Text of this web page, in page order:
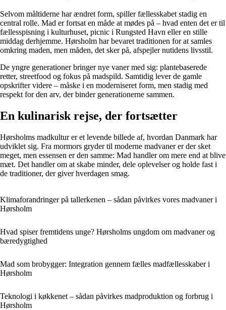
Selvom måltiderne har ændret form, spiller fællesskabet stadig en
central rolle. Mad er fortsat en måde at mødes på – hvad enten det er til
fællesspisning i kulturhuset, picnic i Rungsted Havn eller en stille
middag derhjemme. Hørsholm har bevaret traditionen for at samles
omkring maden, men måden, det sker på, afspejler nutidens livsstil.
De yngre generationer bringer nye vaner med sig: plantebaserede
retter, streetfood og fokus på madspild. Samtidig lever de gamle
opskrifter videre – måske i en moderniseret form, men stadig med
respekt for den arv, der binder generationerne sammen.
En kulinarisk rejse, der fortsætter
Hørsholms madkultur er et levende billede af, hvordan Danmark har
udviklet sig. Fra mormors gryder til moderne madvaner er der sket
meget, men essensen er den samme: Mad handler om mere end at blive
mæt. Det handler om at skabe minder, dele oplevelser og holde fast i
de traditioner, der giver hverdagen smag.
Klimaforandringer på tallerkenen – sådan påvirkes vores madvaner i
Hørsholm
Hvad spiser fremtidens unge? Hørsholms ungdom om madvaner og
bæredygtighed
Mad som brobygger: Integration gennem fælles madfællesskaber i
Hørsholm
Teknologi i køkkenet – sådan påvirkes madproduktion og forbrug i
Hørsholm